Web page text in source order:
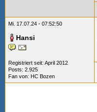
Mi. 17.07.24 - 07:52:50
Hansi
Registriert seit: April 2012
Posts: 2.925
Fan von: HC Bozen